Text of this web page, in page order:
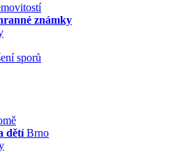
známky
sporů
dětíBrno